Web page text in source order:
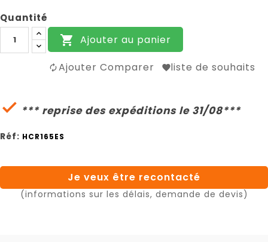
Quantité
 Ajouter au panier
Ajouter Comparer liste de souhaits
 *** reprise des expéditions le 31/08***
Réf: HCR165ES
Je veux être recontacté
(informations sur les délais, demande de devis)